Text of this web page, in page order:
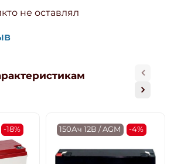
не оставлял
-18% 150Ач 12В / AGM -4%